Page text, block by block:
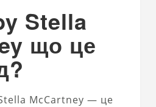
Stella
що це
McCartney — це